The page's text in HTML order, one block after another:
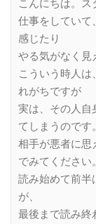
こんにちは。ス
仕事をしていて
感じたり
やる気がなく見
こういう時人
れがちですが
実は、その人自
てしまうのです。
相手が悪者に思
でみてください。
読み始めて前半
が、
最後まで読み終